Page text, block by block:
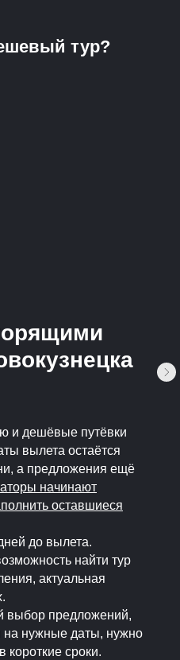
тур?
и дешёвые путёвки
вылета остаётся
а предложения ещё
начинают
оставшиеся
до вылета.
найти тур
актуальная
выбор предложений,
на нужные даты, нужно
короткие сроки.